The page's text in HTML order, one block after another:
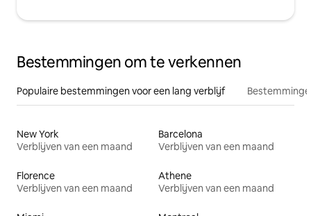
Bestemmingen om te verkennen
Populaire bestemmingen voor een lang verblijf
New York
Verblijven van een maand
Barcelona
Verblijven van een maand
Florence
Verblijven van een maand
Athene
Verblijven van een maand